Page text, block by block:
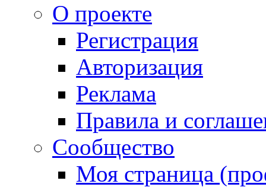
О проекте
Регистрация
Авторизация
Реклама
Правила и
Сообщество
Моя страница